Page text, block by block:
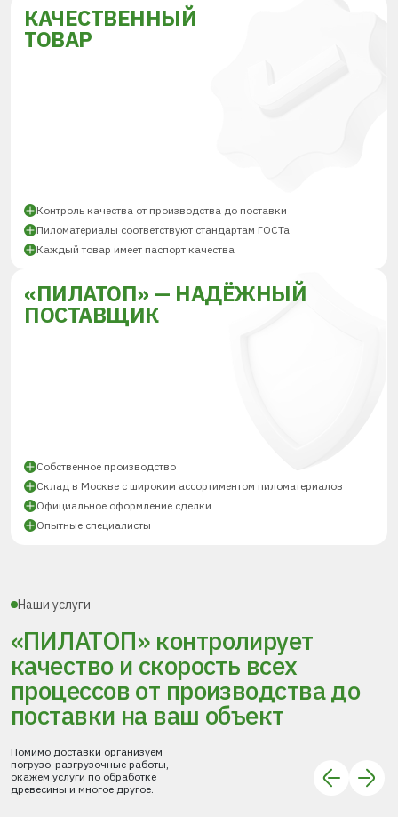
КАЧЕСТВЕННЫЙ
ТОВАР
Контроль качества от производства до поставки
Пиломатериалы соответствуют стандартам ГОСТа
Каждый товар имеет паспорт качества
«ПИЛАТОП» — НАДЁЖНЫЙ
ПОСТАВЩИК
Собственное производство
Склад в Москве с широким ассортиментом пиломатериалов
Официальное оформление сделки
Опытные специалисты
Наши услуги
«ПИЛАТОП» контролирует
качество и скорость всех
процессовот производства до
поставки на ваш объект
Помимо доставки организуем
погрузо-разгрузочные работы,
окажем услуги по обработке
древесины и многое другое.